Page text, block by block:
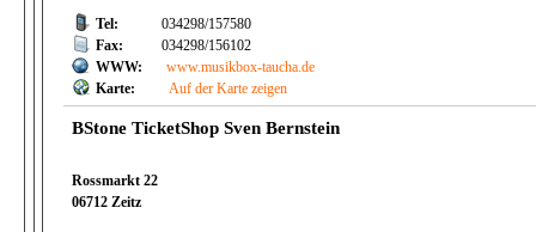
Tel:
034298/157580
Fax:
034298/156102
WWW:
www.musikbox-taucha.de
Karte:
Auf der Karte zeigen
BStone TicketShop Sven Bernstein
Rossmarkt 22
06712 Zeitz